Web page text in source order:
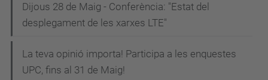
Dijous 28 de Maig - Conferència: "Estat del
desplegament de les xarxes LTE"
La teva opinió importa! Participa a les enquestes
UPC, fins al 31 de Maig!